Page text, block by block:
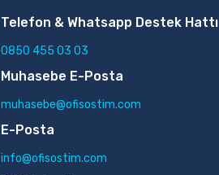
Telefon & Whatsapp Destek Hattı
0850 455 03 03
Muhasebe E-Posta
muhasebe@ofisostim.com
E-Posta
info@ofisostim.com